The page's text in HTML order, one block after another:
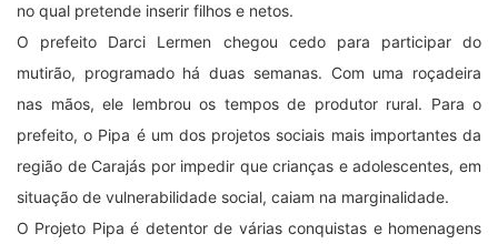
no qual pretende inserir filhos e netos.
O prefeito Darci Lermen chegou cedo para participar do
mutirão, programado há duas semanas. Com uma roçadeira
nas mãos, ele lembrou os tempos de produtor rural. Para o
prefeito, o Pipa é um dos projetos sociais mais importantes da
região de Carajás por impedir que crianças e adolescentes, em
situação de vulnerabilidade social, caiam na marginalidade.
O Projeto Pipa é detentor de várias conquistas e homenagens